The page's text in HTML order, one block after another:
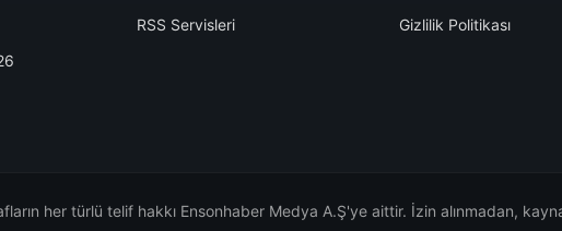
RSS Servisleri
Gizlilik Politikası
her türlü telif hakkı Ensonhaber Medya A.Ş'ye aittir. İzin alınmadan,